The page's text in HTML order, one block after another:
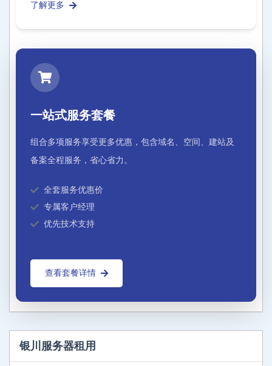
了解更多
一站式服务套餐
组合多项服务享受更多优惠，包含域名、空间、建站及
备案全程服务，省心省力。
全套服务优惠价
专属客户经理
优先技术支持
查看套餐详情
银川服务器租用